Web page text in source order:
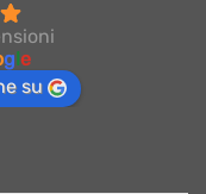
gle
su